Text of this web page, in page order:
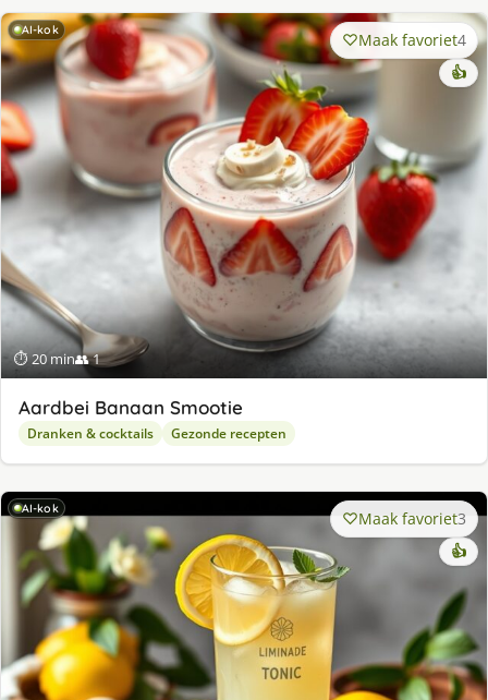
AI-kok
⏱ 20 min👥 1
Maak favoriet4
👍
Aardbei Banaan Smootie
Dranken & cocktails Gezonde recepten
AI-kok Maak favoriet3
👍